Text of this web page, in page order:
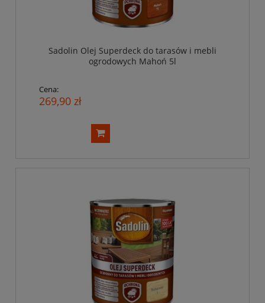
Sadolin Olej Superdeck do tarasów i mebli
ogrodowych Mahoń 5l
Cena:
269,90 zł